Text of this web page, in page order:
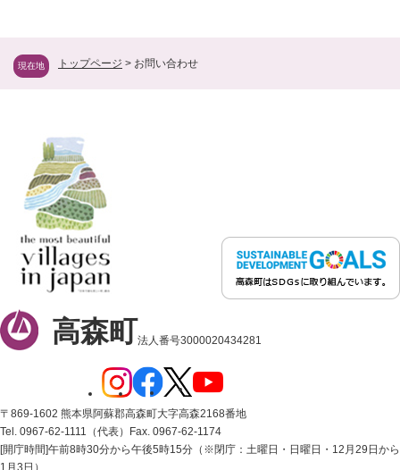
現在地 トップページ > お問い合わせ
高森町法人番号3000020434281
〒869-1602 熊本県阿蘇郡高森町大字高森2168番地
Tel. 0967-62-1111（代表）
Fax. 0967-62-1174
[開庁時間]午前8時30分から午後5時15分（※閉庁：土曜日・日曜日・12月29日から
1月3日）